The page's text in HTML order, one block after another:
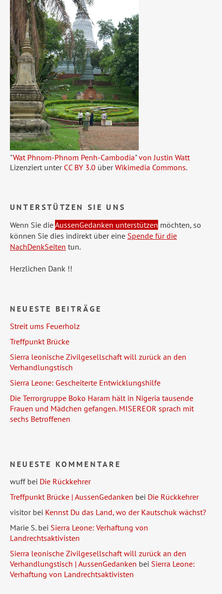
"Wat Phnom-Phnom Penh-Cambodia"von Justin Watt
Lizenziert unter CC BY 3.0 überWikimedia Commons.
UNTERSTÜTZEN SIE UNS
Wenn Sie dieAussenGedanken unterstützen möchten, so
können Sie dies indirekt über eine Spende für die
NachDenkSeiten tun.
Herzlichen Dank !!
NEUESTE BEITRÄGE
Streit ums Feuerholz
Treffpunkt Brücke
Sierra leonische Zivilgesellschaft will zurück an den
Verhandlungstisch
Sierra Leone: Gescheiterte Entwicklungshilfe
Die Terrorgruppe Boko Haram hält in Nigeria tausende
Frauen und Mädchen gefangen. MISEREOR sprach mit
sechs Betroffenen
NEUESTE KOMMENTARE
wuffbei Die Rückkehrer
Treffpunkt Brücke | AussenGedanken bei Die Rückkehrer
visitorbei Kennst Du das Land, wo der Kautschuk wächst?
Marie S.bei Sierra Leone: Verhaftung von
Landrechtsaktivisten
Sierra leonische Zivilgesellschaft will zurück an den
Verhandlungstisch | AussenGedanken bei Sierra Leone:
Verhaftung von Landrechtsaktivisten